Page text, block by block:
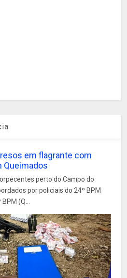
em flagrante com
Queimados
perto do Campo do
por policiais do 24º BPM
(Q...